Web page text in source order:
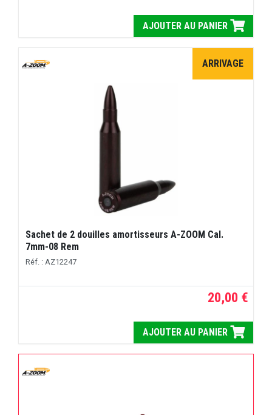
AJOUTER AU PANIER
ARRIVAGE
Sachet de 2 douilles amortisseurs A-ZOOM Cal.
7mm-08 Rem
Réf. : AZ12247
20,00 €
AJOUTER AU PANIER